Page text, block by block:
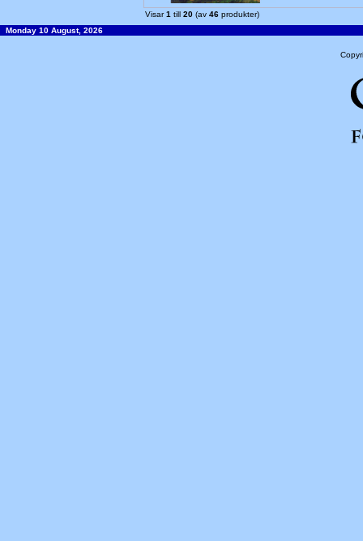
Visar1 till 20 (av 46 produkter)
Monday 10 August, 2026